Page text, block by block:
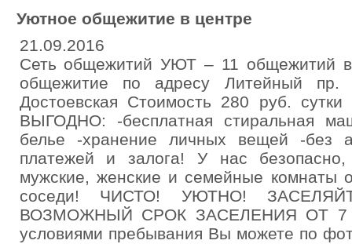
Уютное общежитие в центре
21.09.2016
Сеть общежитий УЮТ – 11 общежитий
общежитие по адресу Литейный
Достоевская Стоимость 280 руб.
ВЫГОДНО: -бесплатная стиральная
белье -хранение личных вещей -без
платежей и залога! У нас
мужские, женские и семейные комнаты
соседи! ЧИСТО! УЮТНО!
ВОЗМОЖНЫЙ СРОК ЗАСЕЛЕНИЯ ОТ 7
условиями пребывания Вы можете по